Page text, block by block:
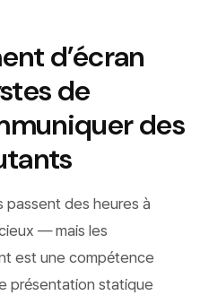
d’écran
de
des
passent des heures à
— mais les
est une compétence
présentation statique